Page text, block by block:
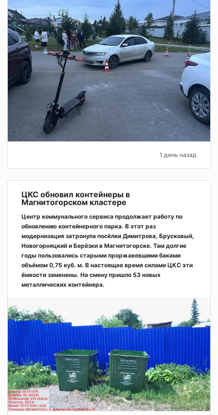
1 день назад
ЦКС обновил контейнеры в
Магнитогорском кластере
Центр коммунального сервиса продолжает работу по
обновлению контейнерного парка. В этот раз
модернизация затронула посёлки Димитрова, Брусковый,
Новогорняцкий и Берёзки в Магнитогорске. Там долгие
годы пользовались старыми проржавевшими баками
объёмом 0,75 куб. м. В настоящее время силами ЦКС эти
ёмкости заменены. На смену пришло 53 новых
металлических контейнера.